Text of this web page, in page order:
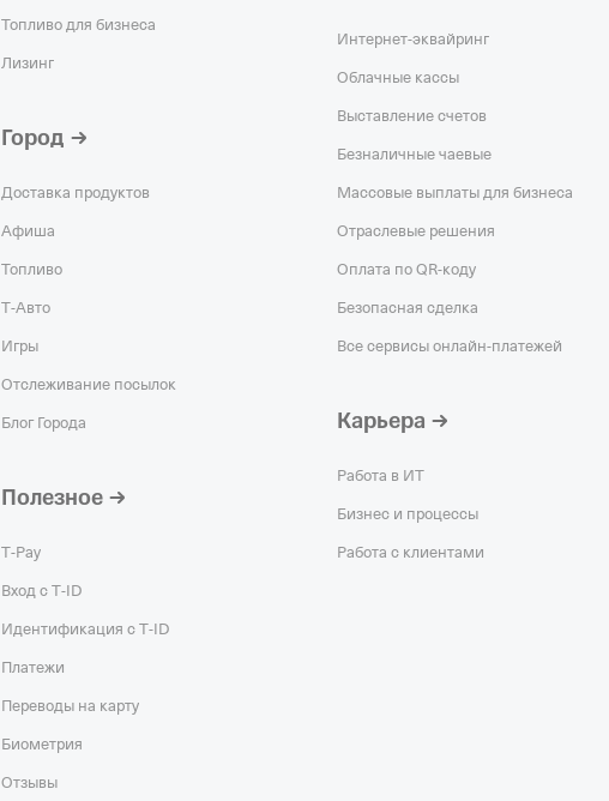
Топливо для бизнеса
Лизинг
Город
Доставка продуктов
Афиша
Топливо
Т‑Авто
Игры
Отслеживание посылок
Блог Города
Полезное
Т‑Pay
Вход с Т‑ID
Идентификация с T‑ID
Платежи
Переводы на карту
Биометрия
Отзывы
Интернет-эквайринг
Облачные кассы
Выставление счетов
Безналичные чаевые
Массовые выплаты для бизнеса
Отраслевые решения
Оплата по QR‑коду
Безопасная сделка
Все сервисы онлайн-платежей
Карьера
Работа в ИТ
Бизнес и процессы
Работа с клиентами